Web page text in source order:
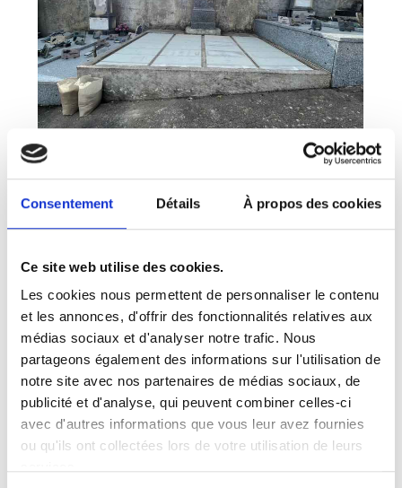
Consentement Détails À propos des cookies
Ce site web utilise des cookies.
Les cookies nous permettent de personnaliser le contenu
et les annonces, d'offrir des fonctionnalités relatives aux
médias sociaux et d'analyser notre trafic. Nous
partageons également des informations sur l'utilisation de
notre site avec nos partenaires de médias sociaux, de
publicité et d'analyse, qui peuvent combiner celles-ci
avec d'autres informations que vous leur avez fournies
ou qu'ils ont collectées lors de votre utilisation de leurs